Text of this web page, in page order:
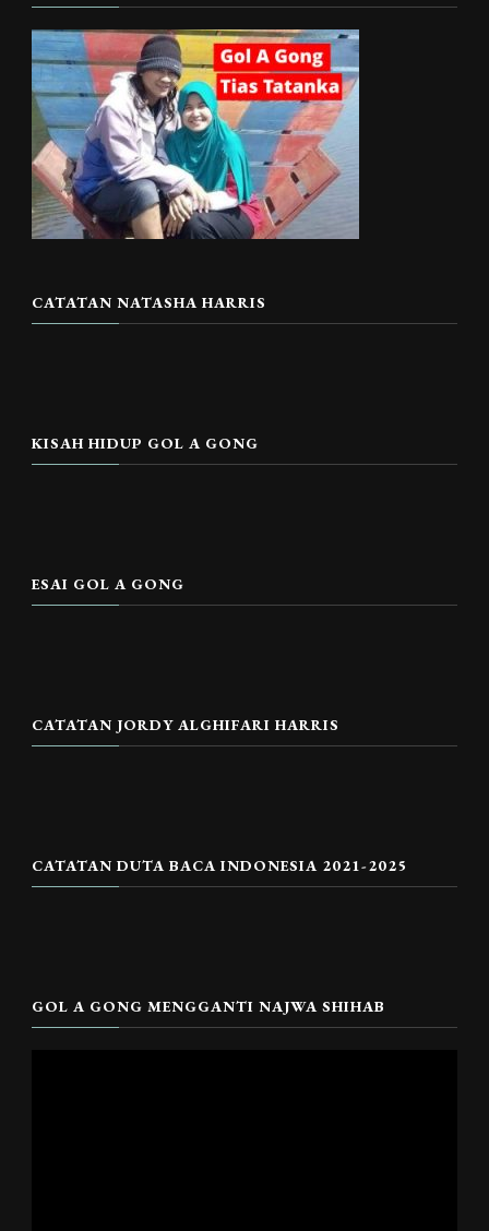
CATATAN NATASHA HARRIS
KISAH HIDUP GOL A GONG
ESAI GOL A GONG
CATATAN JORDY ALGHIFARI HARRIS
CATATAN DUTA BACA INDONESIA 2021-2025
GOL A GONG MENGGANTI NAJWA SHIHAB